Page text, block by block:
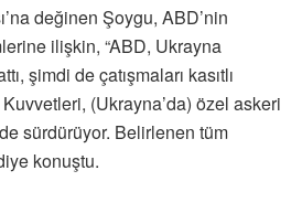
değinen Şoygu, ABD’nin
ilişkin, “ABD, Ukrayna
şimdi de çatışmaları kasıtlı
(Ukrayna’da) özel askeri
sürdürüyor. Belirlenen tüm
konuştu.